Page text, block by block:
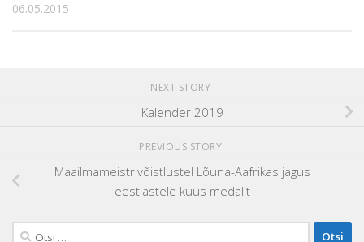
06.05.2015
NEXT STORY
Kalender 2019
PREVIOUS STORY
Maailmameistrivõistlustel Lõuna-Aafrikas jagus
eestlastele kuus medalit
Otsi: